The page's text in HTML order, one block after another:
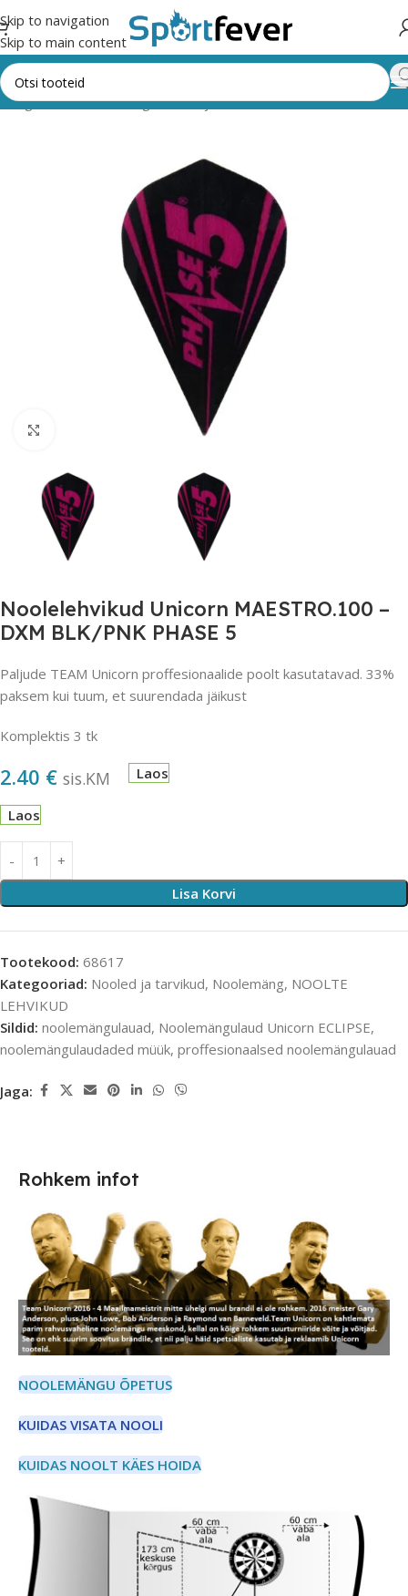
Skip to navigation
Skip to main content
Noolemäng Nooled ja tarvikud NOOLTE LEHVIKUD
Suurendamiseks klõpsake
Noolelehvikud Unicorn MAESTRO.100 –
DXM BLK/PNK PHASE 5
Paljude TEAM Unicorn proffesionaalide poolt kasutatavad. 33%
paksem kui tuum, et suurendada jäikust
Komplektis 3 tk
2.40 € sis.KM Laos
Laos
Lisa Korvi
Tootekood: 68617
Kategooriad: Nooled ja tarvikud, Noolemäng, NOOLTE
LEHVIKUD
Sildid: noolemängulauad, Noolemängulaud Unicorn ECLIPSE,
noolemängulaudaded müük, proffesionaalsed noolemängulauad
Jaga:
Rohkem infot
NOOLEMÄNGU ÕPETUS
KUIDAS VISATA NOOLI
KUIDAS NOOLT KÄES HOIDA